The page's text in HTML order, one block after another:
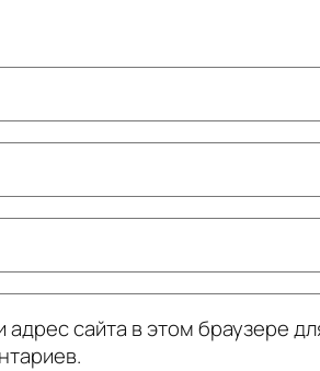
сайта в этом браузере